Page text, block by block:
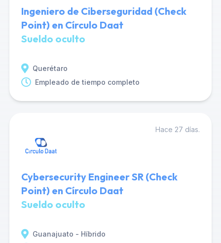
Ingeniero de Ciberseguridad (Check
Point) en Círculo Daat
Sueldo oculto
Querétaro
Empleado de tiempo completo
Hace 27 días.
Cybersecurity Engineer SR (Check
Point) en Círculo Daat
Sueldo oculto
Guanajuato - Híbrido